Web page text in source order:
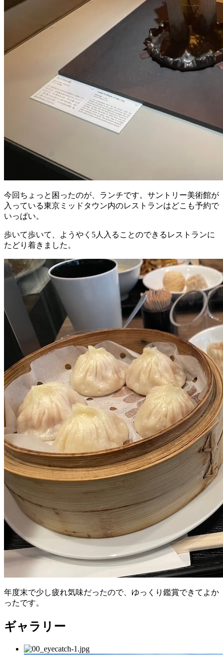
今回ちょっと困ったのが、ランチです。サントリー美術館が
入っている東京ミッドタウン内のレストランはどこも予約で
いっぱい。
歩いて歩いて、ようやく5人入ることのできるレストランに
たどり着きました。
年度末で少し疲れ気味だったので、ゆっくり鑑賞できてよか
ったです。
ギャラリー